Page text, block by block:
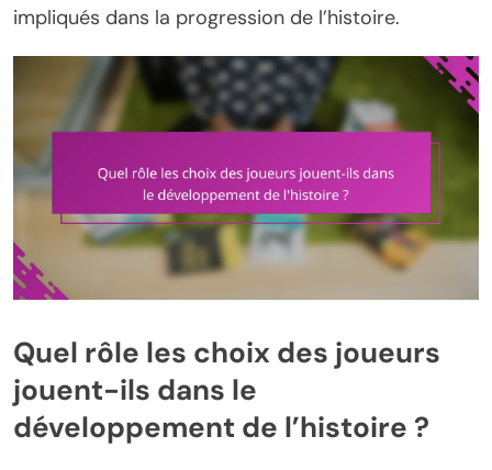
impliqués dans la progression de l’histoire.
Quel rôle les choix des joueurs
jouent-ils dans le
développement de l’histoire ?